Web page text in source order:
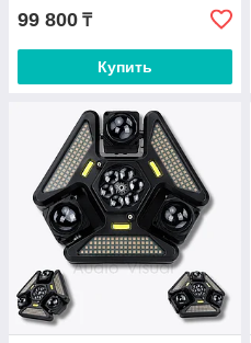
99 800 ₸
Купить